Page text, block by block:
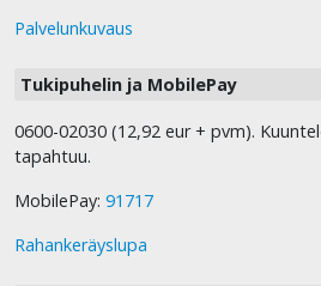
Palvelunkuvaus
Tukipuhelin ja MobilePay
0600-02030 (12,92 eur + pvm).
tapahtuu.
MobilePay: 91717
Rahankeräyslupa